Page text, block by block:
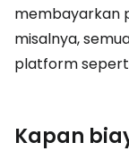
membayarkan
misalnya,
platform
Kapan